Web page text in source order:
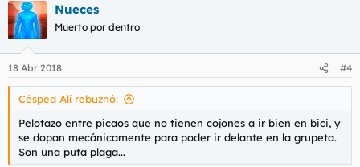
Nueces
Muerto por dentro
18 Abr 2018 #4
Césped Alí rebuznó:
Pelotazo entre picaos que no tienen cojones a ir bien en bici, y
se dopan mecánicamente para poder ir delante en la grupeta.
Son una puta plaga...